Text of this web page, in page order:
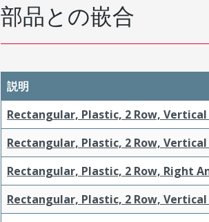
部品との嵌合
説明
Rectangular, Plastic, 2 Row,
Rectangular, Plastic, 2 Row,
Rectangular, Plastic, 2 Row, Right
Rectangular, Plastic, 2 Row,